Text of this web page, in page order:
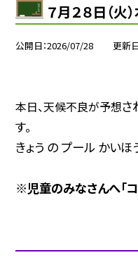
７月２８日（
公開日 2026/07/28 更新
本日、天候不良が予想さ
す。
きょう の プール かいほ
※児童のみなさんへ「コ